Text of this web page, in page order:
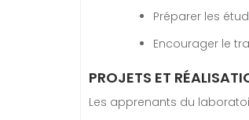
Préparer les
Encourager le
PROJETS ET
Les apprenants du